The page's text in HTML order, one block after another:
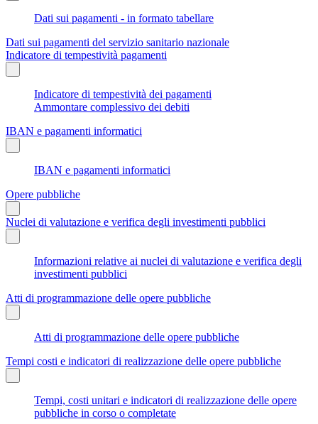
Dati sui pagamenti - in formato tabellare
Dati sui pagamenti del servizio sanitario nazionale
Indicatore di tempestività pagamenti
Indicatore di tempestività dei pagamenti
Ammontare complessivo dei debiti
IBAN e pagamenti informatici
IBAN e pagamenti informatici
Opere pubbliche
Nuclei di valutazione e verifica degli investimenti pubblici
Informazioni relative ai nuclei di valutazione e verifica degli
investimenti pubblici
Atti di programmazione delle opere pubbliche
Atti di programmazione delle opere pubbliche
Tempi costi e indicatori di realizzazione delle opere pubbliche
Tempi, costi unitari e indicatori di realizzazione delle opere
pubbliche in corso o completate